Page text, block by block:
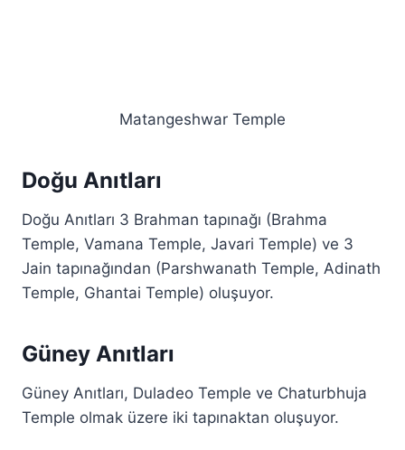
Matangeshwar Temple
Doğu Anıtları
Doğu Anıtları 3 Brahman tapınağı (Brahma
Temple, Vamana Temple, Javari Temple) ve 3
Jain tapınağından (Parshwanath Temple, Adinath
Temple, Ghantai Temple) oluşuyor.
Güney Anıtları
Güney Anıtları, Duladeo Temple ve Chaturbhuja
Temple olmak üzere iki tapınaktan oluşuyor.